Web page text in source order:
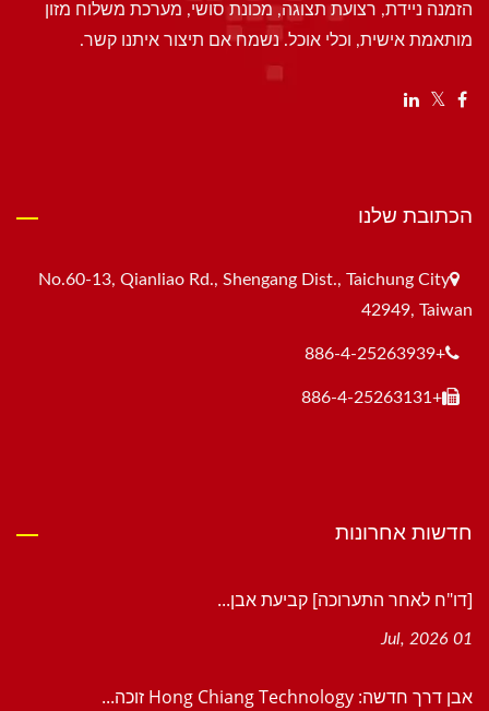
הזמנה ניידת, רצועת תצוגה, מכונת סושי, מערכת משלוח מזון
מותאמת אישית, וכלי אוכל. נשמח אם תיצור איתנו קשר.
הכתובת שלנו
No.60-13, Qianliao Rd., Shengang Dist., Taichung City
42949, Taiwan
+886-4-25263939
+886-4-25263131
חדשות אחרונות
[דו"ח לאחר התערוכה] קביעת אבן...
01 Jul, 2026
אבן דרך חדשה: Hong Chiang Technology זוכה...